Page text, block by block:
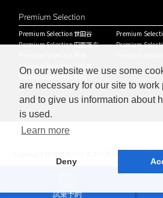
試乗予約
Premium Selection
Premium Selection 世田谷
Premium Selection 田園調布
Premium Selection 四日市
Premium Selection 中川
Premium
Premium
On our website we use some
are necessary for our site to work
and to give us information about
is used.
Learn more
Deny